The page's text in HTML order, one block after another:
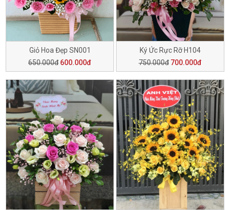
Giỏ Hoa Đẹp SN001
650.000đ 600.000đ
Ký Ức Rực Rỡ H104
750.000đ 700.000đ